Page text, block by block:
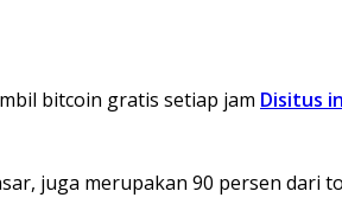
bitcoin gratis setiap jam Disitus
juga merupakan 90 persen dari